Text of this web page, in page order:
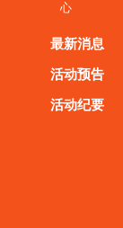
心
最新消息
活动预告
活动纪要